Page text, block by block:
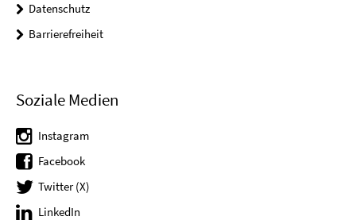
Datenschutz
Barrierefreiheit
Soziale Medien
Instagram
Facebook
Twitter (X)
LinkedIn